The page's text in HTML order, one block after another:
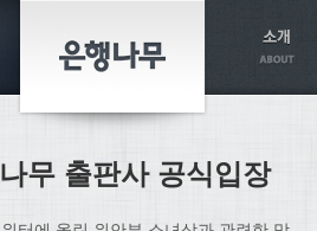
무 출판사 공식입장